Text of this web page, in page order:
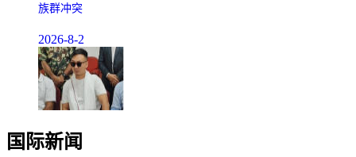
族群冲突
2026-8-2
国际新闻